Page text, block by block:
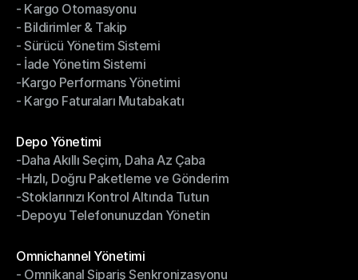
- Çoklu Taşıyıcı Entegrasyonu
- Kargo Otomasyonu
- Kargo Otomasyonu
- Bildirimler & Takip
- Bildirimler & Takip
- Sürücü Yönetim Sistemi
- Sürücü Yönetim Sistemi
- İade Yönetim Sistemi
- İade Yönetim Sistemi
-Kargo Performans Yönetimi
-Kargo Performans Yönetimi
- Kargo Faturaları Mutabakatı
Depo Yönetimi
Depo Yönetimi
-Daha Akıllı Seçim, Daha Az Çaba
-Daha Akıllı Seçim, Daha Az Çaba
-Hızlı, Doğru Paketleme ve Gönderim
-Hızlı, Doğru Paketleme ve Gönderim
-Stoklarınızı Kontrol Altında Tutun
-Stoklarınızı Kontrol Altında Tutun
-Depoyu Telefonunuzdan Yönetin
Omnichannel Yönetimi
Omnichannel Yönetimi
- Omnikanal Sipariş Senkronizasyonu